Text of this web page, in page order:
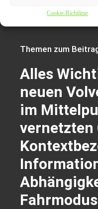
Cookie-Richtlinie
Themen zum
Alles
neuen
im
vernetzten
Fahrmodus